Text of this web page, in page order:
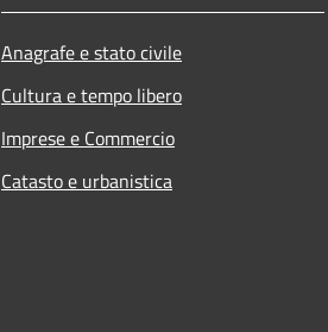
Anagrafe e stato civile
Cultura e tempo libero
Imprese e Commercio
Catasto e urbanistica